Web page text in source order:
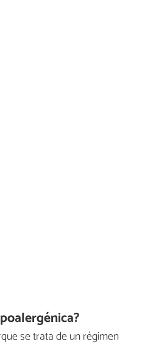
se trata de un régimen